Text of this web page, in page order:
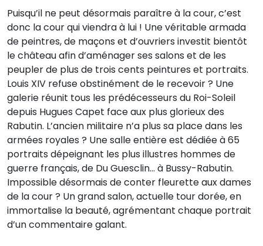
Puisqu’il ne peut désormais paraître à la cour, c’est
donc la cour qui viendra à lui ! Une véritable armada
de peintres, de maçons et d’ouvriers investit bientôt
le château afin d’aménager ses salons et de les
peupler de plus de trois cents peintures et portraits.
Louis XIV refuse obstinément de le recevoir ? Une
galerie réunit tous les prédécesseurs du Roi-Soleil
depuis Hugues Capet face aux plus glorieux des
Rabutin. L’ancien militaire n’a plus sa place dans les
armées royales ? Une salle entière est dédiée à 65
portraits dépeignant les plus illustres hommes de
guerre français, de Du Guesclin… à Bussy-Rabutin.
Impossible désormais de conter fleurette aux dames
de la cour ? Un grand salon, actuelle tour dorée, en
immortalise la beauté, agrémentant chaque portrait
d’un commentaire galant.